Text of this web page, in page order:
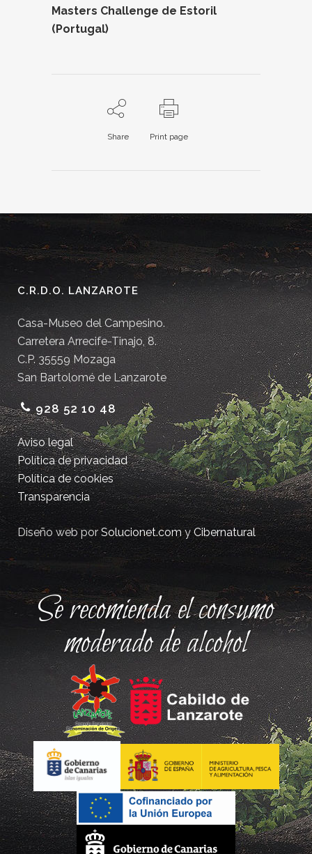
Masters Challenge de Estoril
(Portugal)
Share Print page
C.R.D.O. LANZAROTE
Casa-Museo del Campesino.
Carretera Arrecife-Tinajo, 8.
C.P. 35559 Mozaga
San Bartolomé de Lanzarote
928 52 10 48
Aviso legal
Política de privacidad
Política de cookies
Transparencia
Diseño web porSolucionet.comyCibernatural
Se recomienda el consumo
moderado de alcohol